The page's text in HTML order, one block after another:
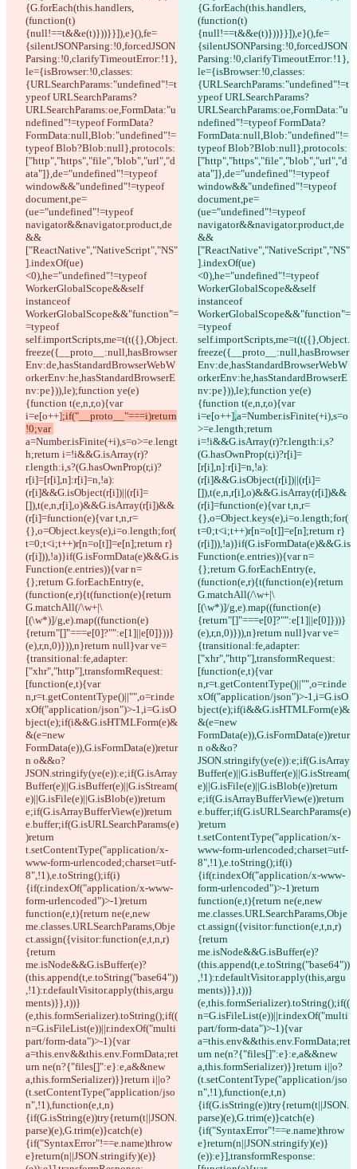
;if("__proto__"===i)return
!0;var
a=Number.isFinite(+i),s=o>=e.lengt
h;return i=!i&&G.isArray(r)?
r.length:i,s?(G.hasOwnProp(r,i)?
r[i]=[r[i],n]:r[i]=n,!a):
(r[i]&&G.isObject(r[i])||(r[i]=
[]),t(e,n,r[i],o)&&G.isArray(r[i])&&
(r[i]=function(e){var t,n,r=
{},o=Object.keys(e),i=o.length;for(
t=0;t<i;t++)r[n=o[t]]=e[n];return r}
(r[i])),!a)}if(G.isFormData(e)&&G.is
Function(e.entries)){var n=
{};return G.forEachEntry(e,
(function(e,r){t(function(e){return
G.matchAll(/\w+|\
[(\w*)]/g,e).map((function(e)
{return"[]"===e[0]?"":e[1]||e[0]}))}
(e),r,n,0)})),n}return null}var ve=
{transitional:fe,adapter:
["xhr","http"],transformRequest:
[function(e,t){var
n,r=t.getContentType()||"",o=r.inde
xOf("application/json")>-1,i=G.isO
bject(e);if(i&&G.isHTMLForm(e)&
&(e=new
FormData(e)),G.isFormData(e))retur
n o&&o?
JSON.stringify(ye(e)):e;if(G.isArray
Buffer(e)||G.isBuffer(e)||G.isStream(
e)||G.isFile(e)||G.isBlob(e))return
e;if(G.isArrayBufferView(e))return
e.buffer;if(G.isURLSearchParams(e)
)return
t.setContentType("application/x-
www-form-urlencoded;charset=utf-
8",!1),e.toString();if(i)
{if(r.indexOf("application/x-www-
form-urlencoded")>-1)return
function(e,t){return ne(e,new
me.classes.URLSearchParams,Obje
ct.assign({visitor:function(e,t,n,r)
{return
me.isNode&&G.isBuffer(e)?
(this.append(t,e.toString("base64"))
,!1):r.defaultVisitor.apply(this,argu
ments)}},t))}
(e,this.formSerializer).toString();if((
n=G.isFileList(e))||r.indexOf("multi
part/form-data")>-1){var
a=this.env&&this.env.FormData;ret
urn ne(n?{"files[]":e}:e,a&&new
a,this.formSerializer)}}return i||o?
(t.setContentType("application/jso
n",!1),function(e,t,n)
{if(G.isString(e))try{return(t||JSON.
parse)(e),G.trim(e)}catch(e)
{if("SyntaxError"!==e.name)throw
e}return(n||JSON.stringify)(e)}
,a=Number.isFinite(+i),s=o
>=e.length;return
i=!i&&G.isArray(r)?r.length:i,s?
(G.hasOwnProp(r,i)?r[i]=
[r[i],n]:r[i]=n,!a):
(r[i]&&G.isObject(r[i])||(r[i]=
[]),t(e,n,r[i],o)&&G.isArray(r[i])&&
(r[i]=function(e){var t,n,r=
{},o=Object.keys(e),i=o.length;for(
t=0;t<i;t++)r[n=o[t]]=e[n];return r}
(r[i])),!a)}if(G.isFormData(e)&&G.is
Function(e.entries)){var n=
{};return G.forEachEntry(e,
(function(e,r){t(function(e){return
G.matchAll(/\w+|\
[(\w*)]/g,e).map((function(e)
{return"[]"===e[0]?"":e[1]||e[0]}))}
(e),r,n,0)})),n}return null}var ve=
{transitional:fe,adapter:
["xhr","http"],transformRequest:
[function(e,t){var
n,r=t.getContentType()||"",o=r.inde
xOf("application/json")>-1,i=G.isO
bject(e);if(i&&G.isHTMLForm(e)&
&(e=new
FormData(e)),G.isFormData(e))retur
n o&&o?
JSON.stringify(ye(e)):e;if(G.isArray
Buffer(e)||G.isBuffer(e)||G.isStream(
e)||G.isFile(e)||G.isBlob(e))return
e;if(G.isArrayBufferView(e))return
e.buffer;if(G.isURLSearchParams(e)
)return
t.setContentType("application/x-
www-form-urlencoded;charset=utf-
8",!1),e.toString();if(i)
{if(r.indexOf("application/x-www-
form-urlencoded")>-1)return
function(e,t){return ne(e,new
me.classes.URLSearchParams,Obje
ct.assign({visitor:function(e,t,n,r)
{return
me.isNode&&G.isBuffer(e)?
(this.append(t,e.toString("base64"))
,!1):r.defaultVisitor.apply(this,argu
ments)}},t))}
(e,this.formSerializer).toString();if((
n=G.isFileList(e))||r.indexOf("multi
part/form-data")>-1){var
a=this.env&&this.env.FormData;ret
urn ne(n?{"files[]":e}:e,a&&new
a,this.formSerializer)}}return i||o?
(t.setContentType("application/jso
n",!1),function(e,t,n)
{if(G.isString(e))try{return(t||JSON.
parse)(e),G.trim(e)}catch(e)
{if("SyntaxError"!==e.name)throw
e}return(n||JSON.stringify)(e)}
(e)):e}],transformResponse: